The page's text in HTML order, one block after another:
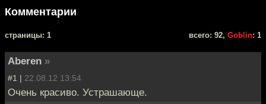
Комментарии
cтраницы: 1 всего: 92, Goblin: 1
Aberen »
#1 | 22.08.12 13:54
Очень красиво. Устрашающе.